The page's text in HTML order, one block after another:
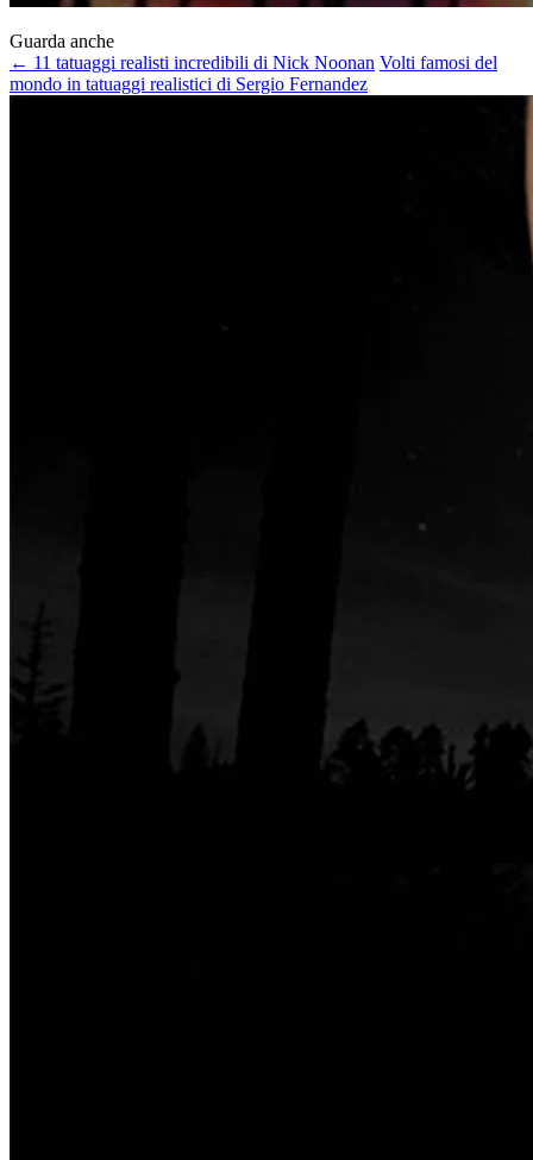
Guarda anche
← 11 tatuaggi realisti incredibili di Nick Noonan Volti famosi del
mondo in tatuaggi realistici di Sergio Fernandez